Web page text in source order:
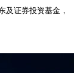
及证券投资基金，